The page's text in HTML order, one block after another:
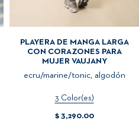
PLAYERA DE MANGA LARGA
CON CORAZONES PARA
MUJER VAUJANY
ecru/marine/tonic, algodón
3 Color(es)
$ 3,290.00